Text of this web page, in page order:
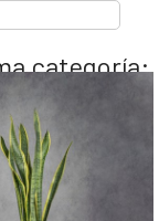
categoría: